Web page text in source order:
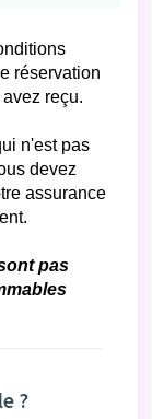
réservation
reçu.
n'est pas
devez
assurance
pas
?